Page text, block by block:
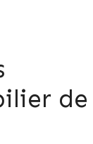
de